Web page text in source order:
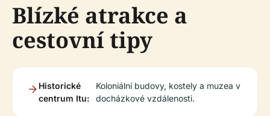
Blízké atrakce a
cestovní tipy
Historické
centrum Itu:
Koloniální budovy, kostely a muzea v
docházkové vzdálenosti.